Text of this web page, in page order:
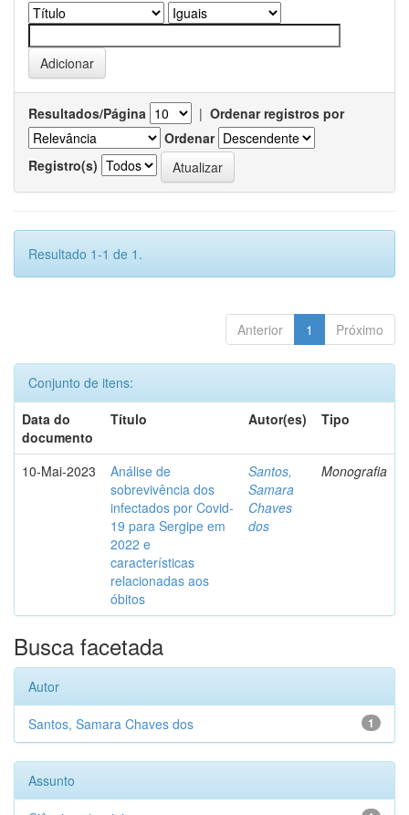
Resultados/Página | Ordenar registros por
Ordenar
Registro(s)
Resultado 1-1 de 1.
Anterior 1 Próximo
Conjunto de itens:
Data do
documento
Título Autor(es) Tipo
10-Mai-2023
Análise de
sobrevivência dos
infectados por Covid-
19 para Sergipe em
2022 e
características
relacionadas aos
óbitos
Santos,
Samara
Chaves
dos
Monografia
Busca facetada
Autor
1
Santos, Samara Chaves dos
Assunto